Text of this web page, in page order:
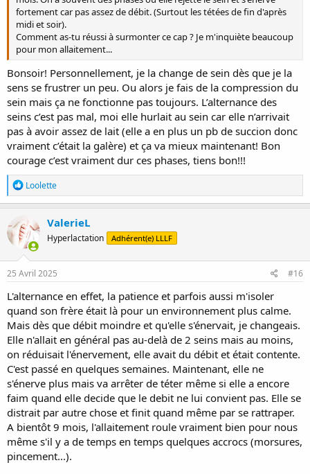
fortement car pas assez de débit. (Surtout les tétées de fin d'après
midi et soir).
Comment as-tu réussi à surmonter ce cap ? Je m'inquiète beaucoup
pour mon allaitement...
Bonsoir! Personnellement, je la change de sein dès que je la
sens se frustrer un peu. Ou alors je fais de la compression du
sein mais ça ne fonctionne pas toujours. L’alternance des
seins c’est pas mal, moi elle hurlait au sein car elle n’arrivait
pas à avoir assez de lait (elle a en plus un pb de succion donc
vraiment c’était la galère) et ça va mieux maintenant! Bon
courage c’est vraiment dur ces phases, tiens bon!!!
R
é
a
t
i
o
n
s
Loolette
ValerieL
Hyperlactation Adhérent(e) LLLF
25 Avril 2025 #16
L'alternance en effet, la patience et parfois aussi m'isoler
quand son frère était là pour un environnement plus calme.
Mais dès que débit moindre et qu'elle s'énervait, je changeais.
Elle n'allait en général pas au-delà de 2 seins mais au moins,
on réduisait l'énervement, elle avait du débit et était contente.
C'est passé en quelques semaines. Maintenant, elle ne
s'énerve plus mais va arrêter de téter même si elle a encore
faim quand elle decide que le debit ne lui convient pas. Elle se
distrait par autre chose et finit quand même par se rattraper.
A bientôt 9 mois, l'allaitement roule vraiment bien pour nous
même s'il y a de temps en temps quelques accrocs (morsures,
pincement...).